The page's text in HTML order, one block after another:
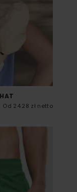
Od 24.28 zł netto